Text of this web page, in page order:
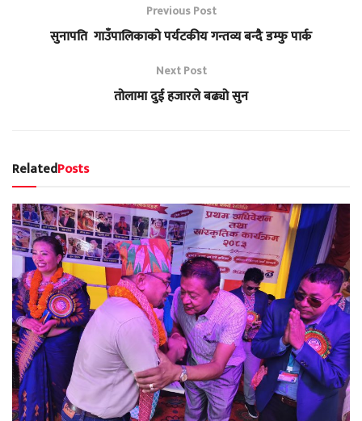
Previous Post
सुनापति गाउँपालिकाको पर्यटकीय गन्तव्य बन्दै डम्फु पार्क
Next Post
तोलामा दुई हजारले बढ्यो सुन
RelatedPosts